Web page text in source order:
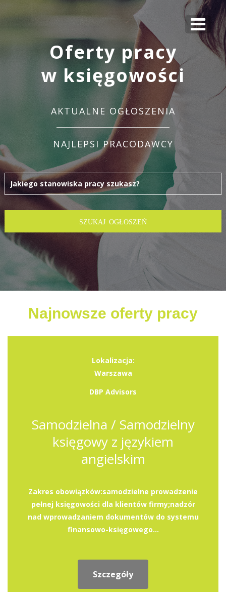
Oferty pracy
w księgowości
AKTUALNE OGŁOSZENIA
NAJLEPSI PRACODAWCY
Najnowsze oferty pracy
Lokalizacja:
Warszawa
DBP Advisors
Samodzielna / Samodzielny
księgowy z językiem
angielskim
Zakres obowiązków:samodzielne prowadzenie
pełnej księgowości dla klientów firmy;nadzór
nad wprowadzaniem dokumentów do systemu
finansowo-księgowego...
Szczegóły